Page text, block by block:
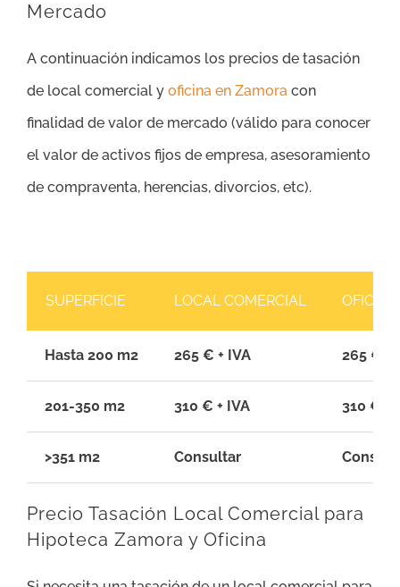
Mercado
A continuación indicamos los precios de tasación
de local comercial y oficina en Zamora con
finalidad de valor de mercado (válido para conocer
el valor de activos fijos de empresa, asesoramiento
de compraventa, herencias, divorcios, etc).
SUPERFICIE LOCAL COMERCIAL OFICINA
Hasta 200 m2 265 € + IVA 265 € +
201-350 m2 310 € + IVA 310 € +
>351 m2 Consultar
Precio Tasación Local Comercial para
Hipoteca Zamora y Oficina